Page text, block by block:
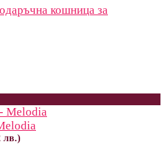
кошница за
лв.)